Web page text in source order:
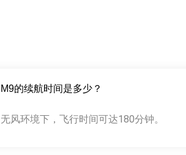
M9的续航时间是多少？
无风环境下，飞行时间可达180分钟。